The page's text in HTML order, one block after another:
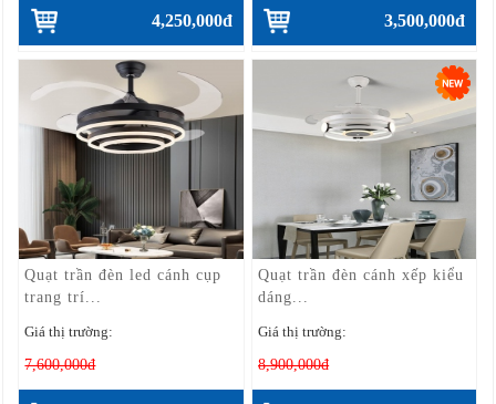
4,250,000đ 3,500,000đ
Quạt trần đèn led cánh cụp
trang trí...
Giá thị trường:
7,600,000đ
Quạt trần đèn cánh xếp kiểu
dáng...
Giá thị trường:
8,900,000đ